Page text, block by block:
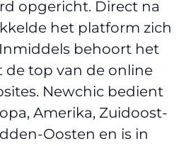
opgericht. Direct na
het platform zich
behoort het
top van de online
Newchic bedient
Amerika, Zuidoost-
Oosten en is in